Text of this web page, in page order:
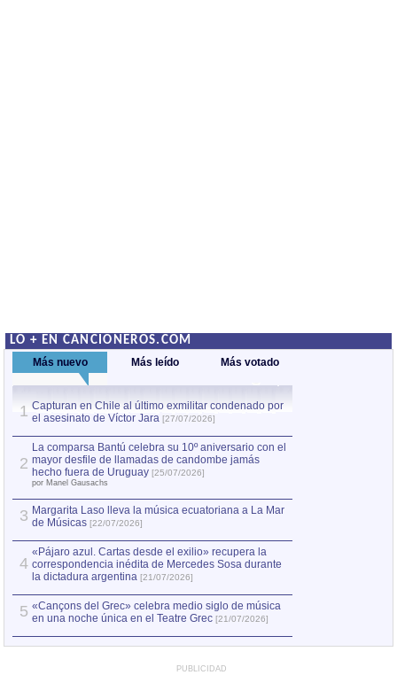
LO + EN CANCIONEROS.COM
Más nuevo Más leído Más votado
1 Capturan en Chile al último exmilitar condenado por
el asesinato de Víctor Jara [27/07/2026]
2
La comparsa Bantú celebra su 10º aniversario con el
mayor desfile de llamadas de candombe jamás
hecho fuera de Uruguay [25/07/2026]
por Manel Gausachs
3 Margarita Laso lleva la música ecuatoriana a La Mar
de Músicas [22/07/2026]
4
«Pájaro azul. Cartas desde el exilio» recupera la
correspondencia inédita de Mercedes Sosa durante
la dictadura argentina [21/07/2026]
5 «Cançons del Grec» celebra medio siglo de música
en una noche única en el Teatre Grec [21/07/2026]
PUBLICIDAD